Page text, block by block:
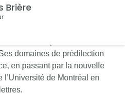
Brière
Brière possède une vaste
domaines de prédilection
en passant par la nouvelle
de Montréal en